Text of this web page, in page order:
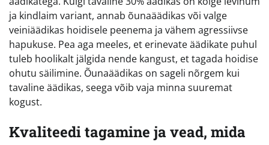
ja kindlaim variant, annab õunaäädikas või valge
veiniäädikas hoidisele peenema ja vähem agressiivse
hapukuse. Pea aga meeles, et erinevate äädikate puhul
tuleb hoolikalt jälgida nende kangust, et tagada hoidise
ohutu säilimine. Õunaäädikas on sageli nõrgem kui
tavaline äädikas, seega võib vaja minna suuremat
kogust.
Kvaliteedi tagamine ja vead, mida